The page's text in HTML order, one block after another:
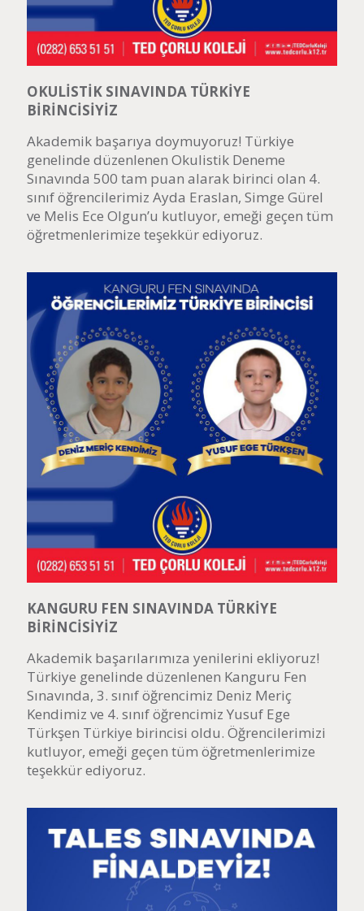
OKULİSTİK SINAVINDA TÜRKİYE
BİRİNCİSİYİZ
Akademik başarıya doymuyoruz! Türkiye
genelinde düzenlenen Okulistik Deneme
Sınavında 500 tam puan alarak birinci olan 4.
sınıf öğrencilerimiz Ayda Eraslan, Simge Gürel
ve Melis Ece Olgun’u kutluyor, emeği geçen tüm
öğretmenlerimize teşekkür ediyoruz.
KANGURU FEN SINAVINDA TÜRKİYE
BİRİNCİSİYİZ
Akademik başarılarımıza yenilerini ekliyoruz!
Türkiye genelinde düzenlenen Kanguru Fen
Sınavında, 3. sınıf öğrencimiz Deniz Meriç
Kendimiz ve 4. sınıf öğrencimiz Yusuf Ege
Türkşen Türkiye birincisi oldu. Öğrencilerimizi
kutluyor, emeği geçen tüm öğretmenlerimize
teşekkür ediyoruz.